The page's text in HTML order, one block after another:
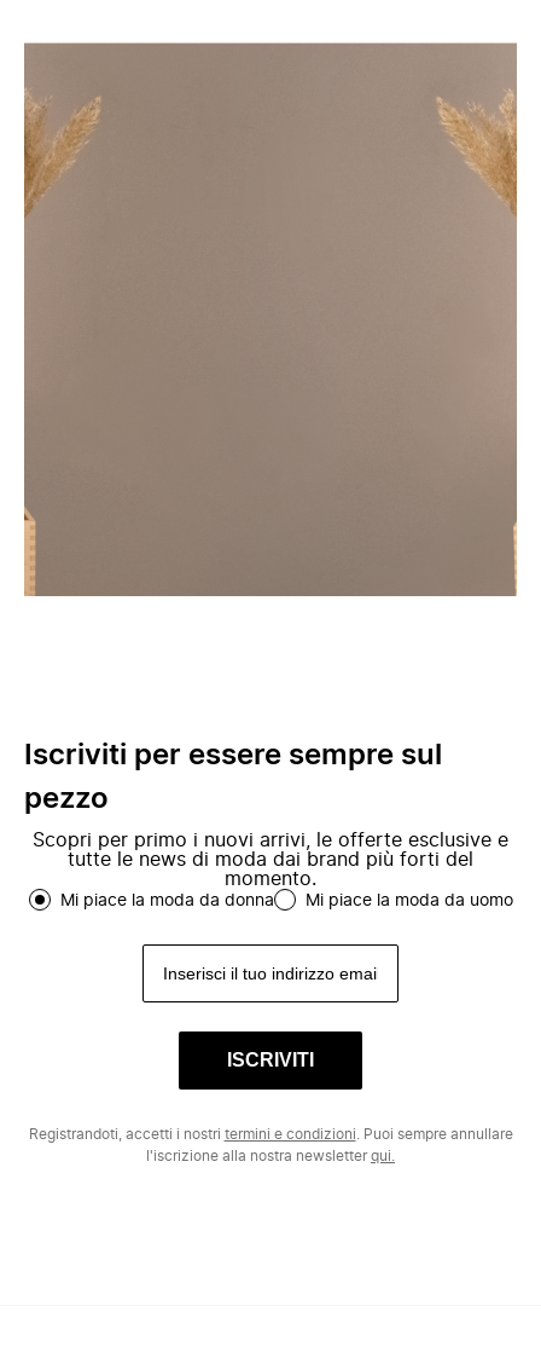
Iscriviti per essere sempre sul
pezzo
Scopri per primo i nuovi arrivi, le offerte esclusive e
tutte le news di moda dai brand più forti del
momento.
Mi piace la moda da donna Mi piace la moda da uomo
ISCRIVITI
Registrandoti, accetti i nostri termini e condizioni . Puoi sempre annullare
l'iscrizione alla nostra newsletterqui.